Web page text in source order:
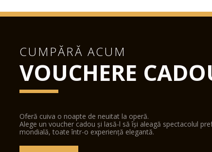
CUMPĂRĂ ACUM
VOUCHERE
Oferă cuiva o noapte de neuitat la operă.
Alege un voucher cadou și lasă-l să își aleagă spectacolul
mondială, toate într-o experiență elegantă.